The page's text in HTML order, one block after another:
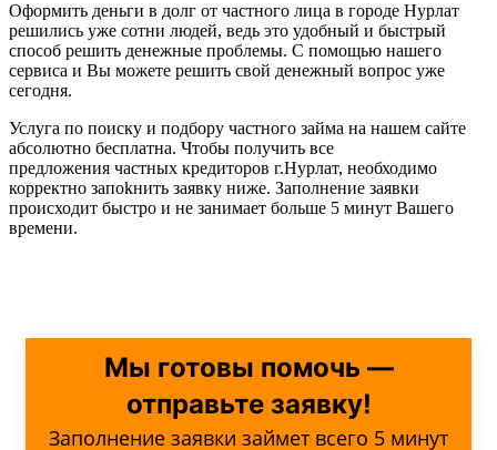
Оформить деньги в долг от частного лица в городе Нурлат
решились уже сотни людей, ведь это удобный и быстрый
способ решить денежные проблемы. С помощью нашего
сервиса и Вы можете решить свой денежный вопрос уже
сегодня.
Услуга по поиску и подбору частного займа на нашем сайте
абсолютно бесплатна. Чтобы получить все
предложения частных кредиторов г.Нурлат, необходимо
корректно запоkнить заявку ниже. Заполнение заявки
происходит быстро и не занимает больше 5 минут Вашего
времени.